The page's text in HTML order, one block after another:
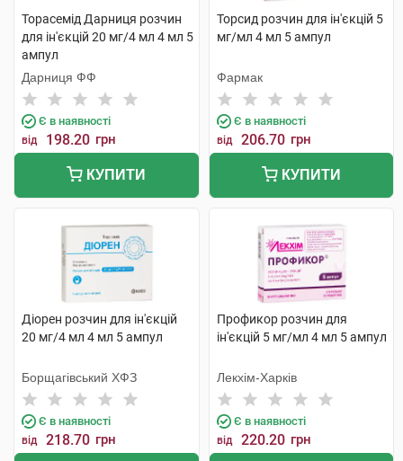
Торасемід Дарниця розчин
для ін'єкцій 20 мг/4 мл 4 мл 5
ампул
Дарниця ФФ
Є в наявності
від 198.20 грн
КУПИТИ
Торсид розчин для ін'єкцій 5
мг/мл 4 мл 5 ампул
Фармак
Є в наявності
від 206.70 грн
КУПИТИ
Діорен розчин для ін'єкцій
20 мг/4 мл 4 мл 5 ампул
Борщагівський ХФЗ
Є в наявності
від 218.70 грн
Профикор розчин для
ін'єкцій 5 мг/мл 4 мл 5 ампул
Лекхім-Харків
Є в наявності
від 220.20 грн